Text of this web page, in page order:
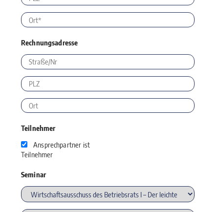
Rechnungsadresse
Teilnehmer
Ansprechpartner ist
Teilnehmer
Seminar